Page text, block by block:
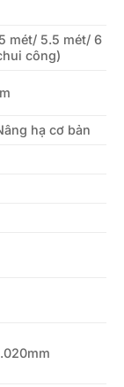
mét/ 5.5 mét/ 6
công)
hạ cơ bản